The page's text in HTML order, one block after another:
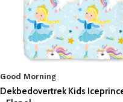
Good Morning
Dekbedovertrek Kids